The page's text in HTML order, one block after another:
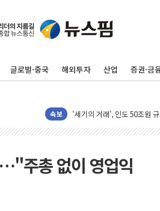
글로벌·중국 해외투자 산업 증권·금
속보
목동8단지 현설에 대우
호남반도체 산단 하루 65만
[인사] 외교부
롯데케미칼, 2분기 영업익
'세기의 거래', 인도 50조원
하나은행, 7일부터 비대면 주
GS25 '소비뇽레몬블랑하이
李대통령, 국가폭력 피해자
주총 없이 영업익